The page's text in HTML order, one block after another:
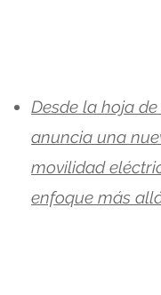
Desde la hoja
anuncia una
movilidad
enfoque más